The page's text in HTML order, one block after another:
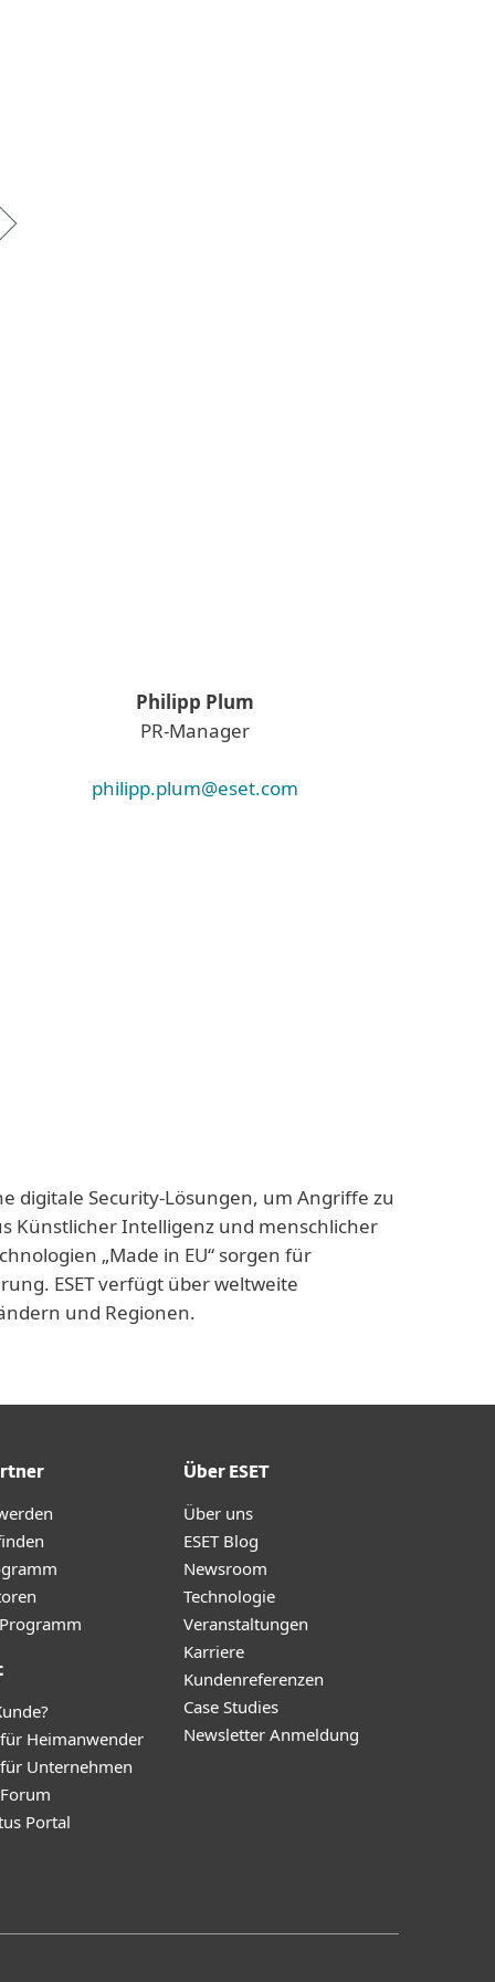
Philipp Plum
PR-Manager
philipp.plum@eset.com
digitale Security-Lösungen, um Angriffe zu
Künstlicher Intelligenz und menschlicher
„Made in EU“ sorgen für
ESET verfügt über weltweite
und Regionen.
Heimanwender
Unternehmen
Portal
Über ESET
Über uns
ESET Blog
Newsroom
Technologie
Veranstaltungen
Karriere
Kundenreferenzen
Case Studies
Newsletter Anmeldung